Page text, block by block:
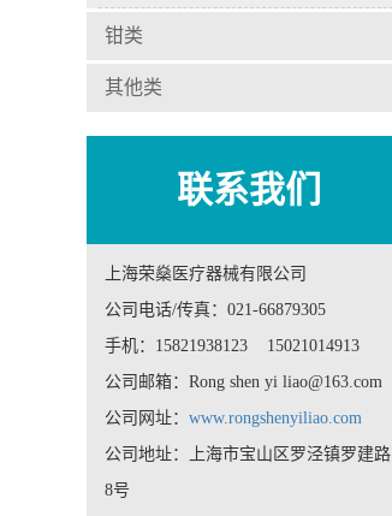
钳类
其他类
联系我们
上海荣燊医疗器械有限公司
公司电话/传真：021-66879305
手机：15821938123 15021014913
公司邮箱：Rong shen yi liao@163.com
公司网址： www.rongshenyiliao.com
公司地址：上海市宝山区罗泾镇罗建路
8号